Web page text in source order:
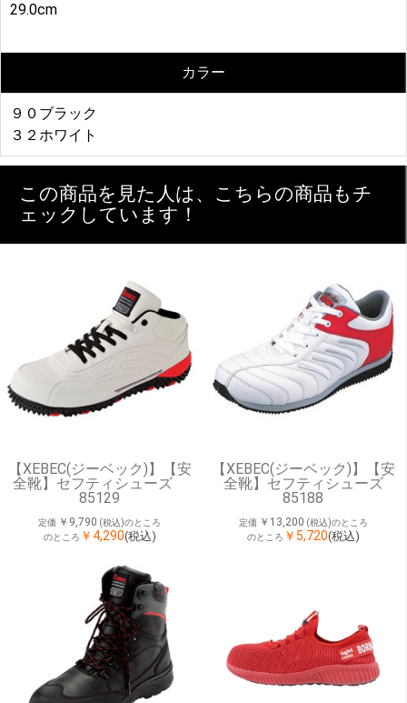
29.0cm
カラー
９０ブラック
３２ホワイト
この商品を見た人は、こちらの商品もチ
ェックしています！
【XEBEC(ジーベック)】【安
全靴】セフティシューズ
85129
定価 ￥9,790 (税込)のところ
のところ ￥4,290(税込)
【XEBEC(ジーベック)】【安
全靴】セフティシューズ
85188
定価 ￥13,200 (税込)のところ
のところ ￥5,720(税込)